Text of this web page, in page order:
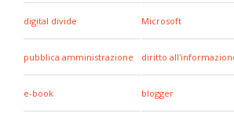
digital divide Microsoft
pubblica amministrazione diritto
e-book blogger